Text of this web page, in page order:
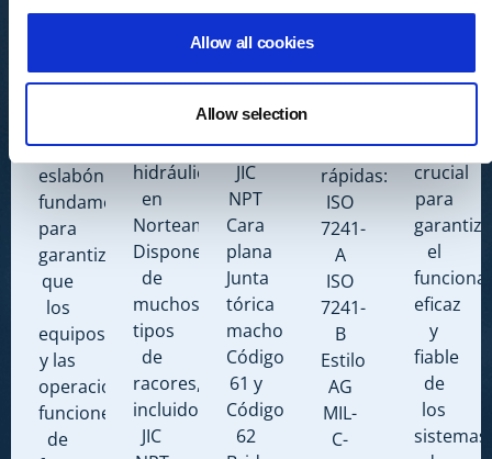
Allow all cookies
Allow selection
mangueras
de
un
eslabón
fundamental
para
garantizar
que
los
equipos
y las
operaciones
funcionen
de
es
distribuidor
racores
hidráulicos
en
Norteamérica.
Disponemos
de
muchos
tipos
de
racores,
incluidos:
JIC
gama
completa
de
que
incluye:
JIC
NPT
Cara
plana
Junta
tórica
macho
Código
61 y
Código
62
suministrarle
amplia
desconexiones
rápidas:
ISO
7241-
A
ISO
7241-
B
Estilo
AG
MIL-
C-
para
papel
crucial
para
el
eficaz
y
fiable
de
los
sistemas